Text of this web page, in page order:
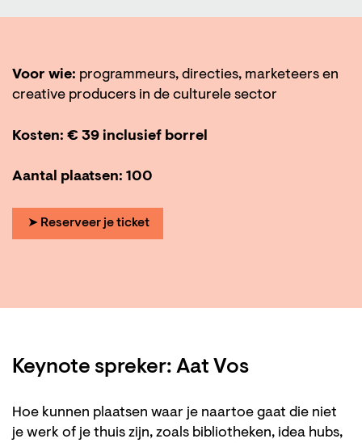
Voor wie: programmeurs, directies, marketeers en
creative producers in de culturele sector
Kosten: € 39 inclusief borrel
Aantal plaatsen: 100
➤ Reserveer je ticket
Keynote spreker: Aat Vos
Hoe kunnen plaatsen waar je naartoe gaat die niet
je werk of je thuis zijn, zoals bibliotheken, idea hubs,